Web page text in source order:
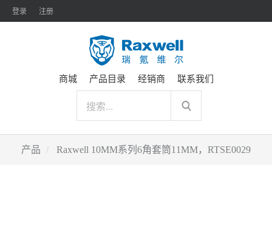
登录 注册
商城 产品目录 经销商 联系我们
产品 Raxwell 10MM系列6角套筒11MM，RTSE0029